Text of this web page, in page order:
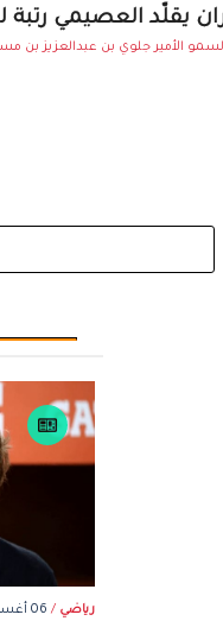
يقلّد العصيمي رتبة
الأمير جلوي بن عبدالعزيز بن
رياضي / 06 أغسطس 2026